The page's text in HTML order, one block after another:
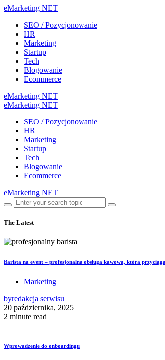
eMarketing NET
SEO / Pozycjonowanie
HR
Marketing
Startup
Tech
Blogowanie
Ecommerce
eMarketing NET
eMarketing NET
SEO / Pozycjonowanie
HR
Marketing
Startup
Tech
Blogowanie
Ecommerce
eMarketing NET
The Latest
Barista na event – profesjonalna obsługa kawowa, która
Marketing
byredakcja serwisu
20 października, 2025
2 minute read
Wprowadzenie do onboardingu